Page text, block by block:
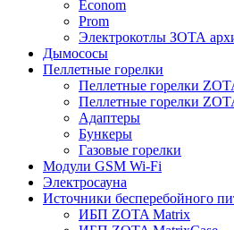
Econom
Prom
Электрокотлы ЗОТА
Дымососы
Пеллетные горелки
Пеллетные горелки
Пеллетные горелки
Адаптеры
Бункеры
Газовые горелки
Модули GSM Wi-Fi
Электросауна
Источники бесперебойного
ИБП ZOTA Matrix